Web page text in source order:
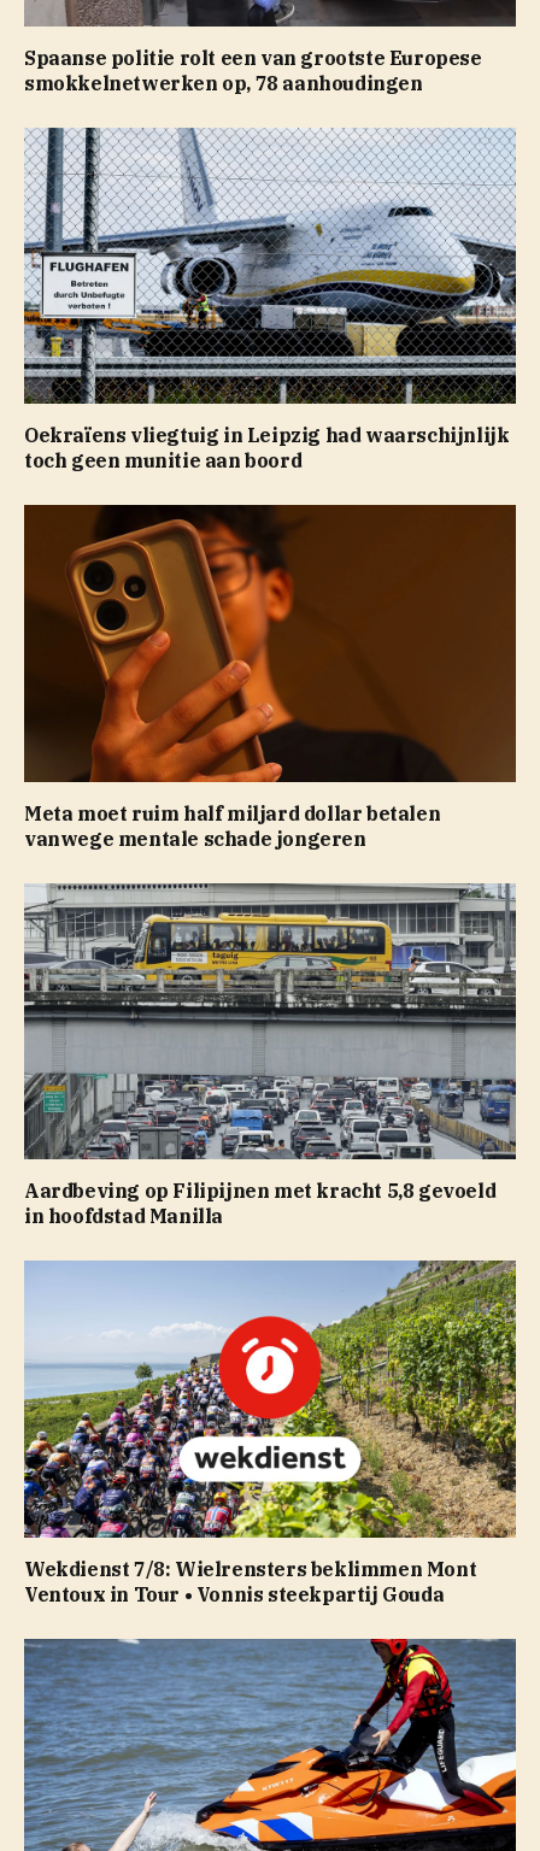
Spaanse politie rolt een van grootste Europese
smokkelnetwerken op, 78 aanhoudingen
Oekraïens vliegtuig in Leipzig had waarschijnlijk
toch geen munitie aan boord
Meta moet ruim half miljard dollar betalen
vanwege mentale schade jongeren
Aardbeving op Filipijnen met kracht 5,8 gevoeld
in hoofdstad Manilla
Wekdienst 7/8: Wielrensters beklimmen Mont
Ventoux in Tour • Vonnis steekpartij Gouda